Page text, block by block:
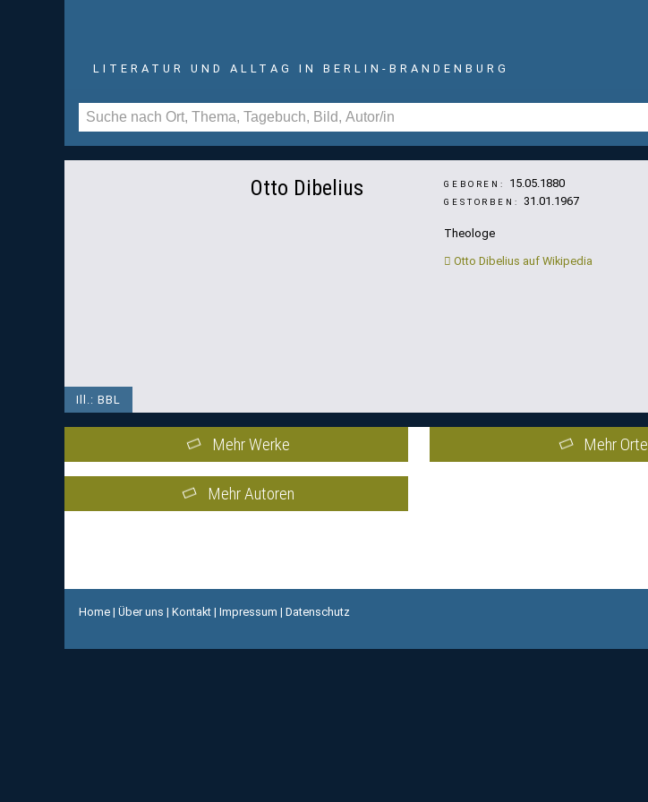
LITERATUR UND ALLTAG IN BERLIN-BRANDENBURG
Ill.: BBL
Otto Dibelius GEBOREN: 15.05.1880
GESTORBEN: 31.01.1967
Theologe
Otto Dibelius auf Wikipedia
Mehr Werke
Mehr Autoren
Mehr Orte
Home | Über uns | Kontakt | Impressum | Datenschutz